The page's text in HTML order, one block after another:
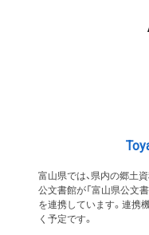
富山県では、県内の郷土
公文書館が「富山県公文
を連携しています。連携
く予定です。